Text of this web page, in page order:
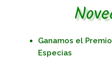
Ganamos el
Especias